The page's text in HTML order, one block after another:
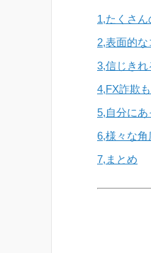
1,たくさ
2,表面的
3,信じき
4,FX詐欺
5,自分に
6,様々な
7,まとめ